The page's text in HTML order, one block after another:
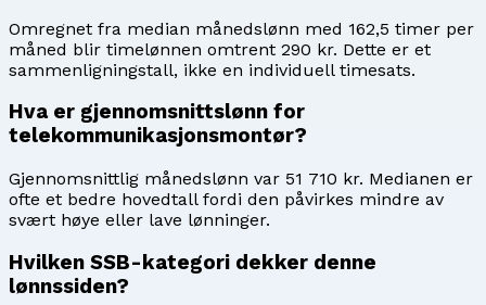
Omregnet fra median månedslønn med 162,5 timer per
måned blir timelønnen omtrent 290 kr. Dette er et
sammenligningstall, ikke en individuell timesats.
Hva er gjennomsnittslønn for
telekommunikasjonsmontør?
Gjennomsnittlig månedslønn var 51 710 kr. Medianen er
ofte et bedre hovedtall fordi den påvirkes mindre av
svært høye eller lave lønninger.
Hvilken SSB-kategori dekker denne
lønnssiden?